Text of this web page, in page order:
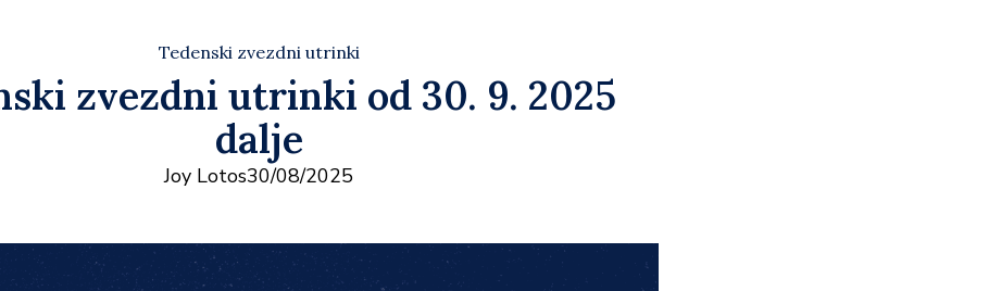
Tedenski zvezdni utrinki
zvezdni utrinki od 30. 9. 2025
dalje
Joy Lotos30/08/2025